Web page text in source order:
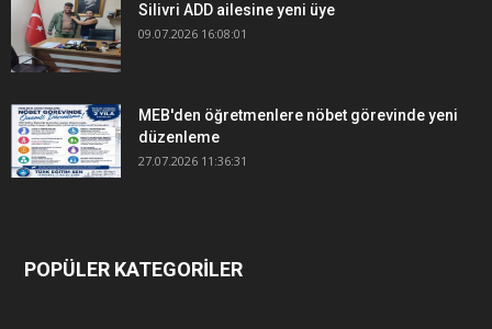
Silivri ADD ailesine yeni üye
09.07.2026 16:08:01
MEB'den öğretmenlere nöbet görevinde yeni
düzenleme
27.07.2026 11:36:31
POPÜLER KATEGORİLER